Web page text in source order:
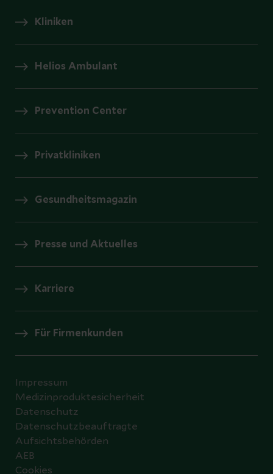
Kliniken
Helios Ambulant
Prevention Center
Privatkliniken
Gesundheitsmagazin
Presse und Aktuelles
Karriere
Für Firmenkunden
Impressum
Medizinproduktesicherheit
Datenschutz
Datenschutzbeauftragte
Aufsichtsbehörden
AEB
Cookies